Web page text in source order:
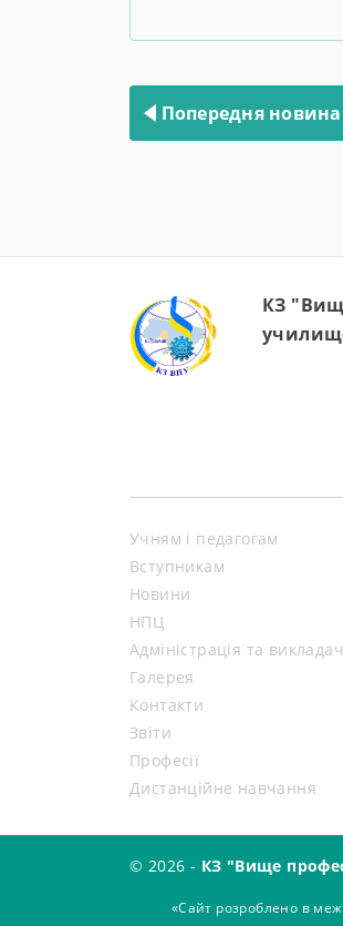
записів
Попередня новина
КЗ
Учням і педагогам
Вступникам
Новини
НПЦ
Адміністрація та
Галерея
Контакти
Звіти
Професії
Дистанційне навчання
© 2026 - КЗ "Вище
«Сайт розроблено в